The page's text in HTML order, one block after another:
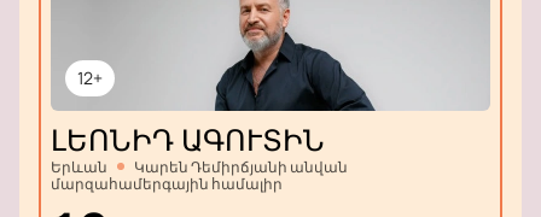
12+
ԼԵՈՆԻԴ ԱԳՈՒՏԻՆ
Երևան
Կարեն Դեմիրճյանի անվան
մարզահամերգային համալիր